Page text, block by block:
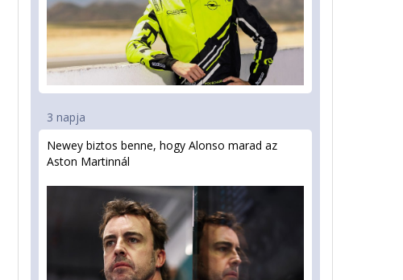
3 napja
Newey biztos benne, hogy Alonso marad az
Aston Martinnál